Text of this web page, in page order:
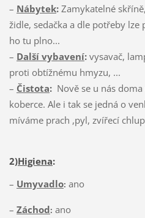
– Nábytek:Zamykatelné
židle, sedačka a dle potřeby
ho tu plno...
– Další vybavení:vysavač,
proti obtížnému hmyzu, ...
– Čistota:Nově se u nás doma
koberce. Ale i tak se jedná o
míváme prach ,pyl, zvířecí
2)Higiena:
– Umyvadlo: ano
– Záchod: ano